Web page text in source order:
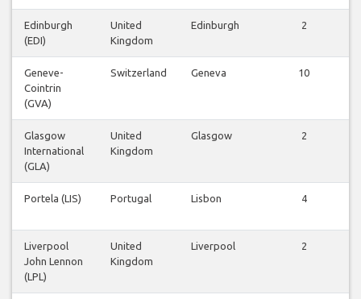
Edinburgh
(EDI)
United
Kingdom
Edinburgh
2
Geneve-
Cointrin
(GVA)
Switzerland Geneva
10
Glasgow
International
(GLA)
United
Kingdom
Glasgow
2
Portela (LIS) Portugal Lisbon
4
Liverpool
John Lennon
(LPL)
United
Kingdom
Liverpool
2